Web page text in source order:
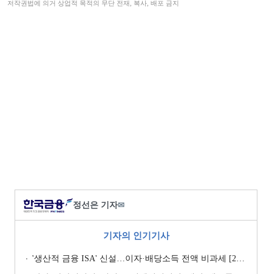
저작권법에 의거 상업적 목적의 무단 전재, 복사, 배포 금지
정선은 기자✉
기자의 인기기사
'생산적 금융 ISA' 신설…이자·배당소득 전액 비과세 [2026 세제개편안]